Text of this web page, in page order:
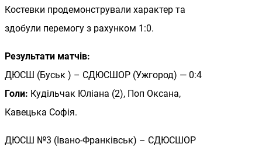
Костевки продемонстрували характер та
здобули перемогу з рахунком 1:0.
Результати матчів:
ДЮСШ (Буськ ) – СДЮСШОР (Ужгород) — 0:4
Голи: Кудільчак Юліана (2), Поп Оксана,
Кавецька Софія.
ДЮСШ №3 (Івано-Франківськ) – СДЮСШОР